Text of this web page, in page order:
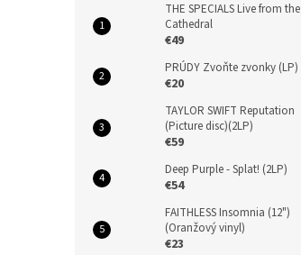
THE SPECIALS Live from the
Cathedral
€49
PRÚDY Zvoňte zvonky (LP)
€20
TAYLOR SWIFT Reputation
(Picture disc)(2LP)
€59
Deep Purple - Splat! (2LP)
€54
FAITHLESS Insomnia (12")
(Oranžový vinyl)
€23